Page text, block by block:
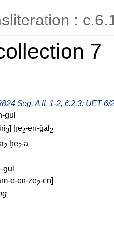
:
7
Seg. A ll. 1-2, 6.2.3: UET 6/
gul
3] ḫe2-en-ĝal 2
2 ḫe2-a
gul
e-en-ze2-en]